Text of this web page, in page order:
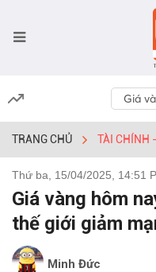
Giá
TRANG CHỦ TÀI CHÍNH
Thứ ba, 15/04/2025, 14:51
Giá vàng hôm
thế giới giảm
Minh Đức